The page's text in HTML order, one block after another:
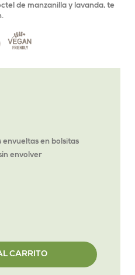
de manzanilla y lavanda, te
en bolsitas
envolver
CARRITO